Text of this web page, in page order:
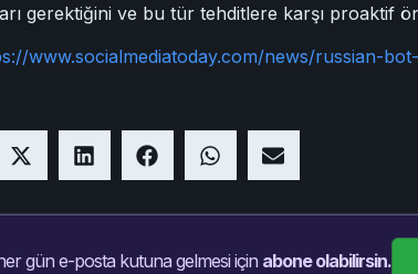
gerektiğini ve bu tür tehditlere karşı proaktif
www.socialmediatoday.com/news/russian-
gün e-posta kutuna gelmesi için abone olabilirsin.